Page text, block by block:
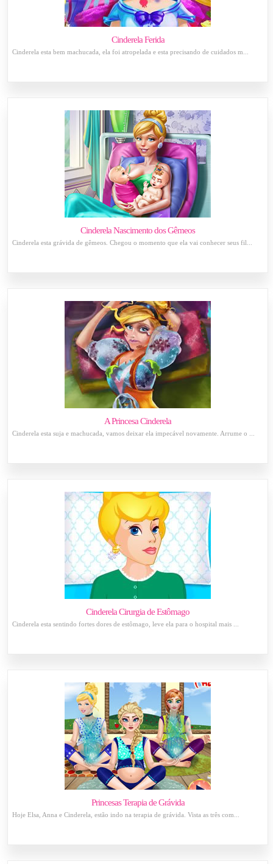
Cinderela Ferida
Cinderela esta bem machucada, ela foi atropelada e esta precisando de cuidados m...
Cinderela Nascimento dos Gêmeos
Cinderela esta grávida de gêmeos. Chegou o momento que ela vai conhecer seus fil...
A Princesa Cinderela
Cinderela esta suja e machucada, vamos deixar ela impecável novamente. Arrume o ...
Cinderela Cirurgia de Estômago
Cinderela esta sentindo fortes dores de estômago, leve ela para o hospital mais ...
Princesas Terapia de Grávida
Hoje Elsa, Anna e Cinderela, estão indo na terapia de grávida. Vista as três com...